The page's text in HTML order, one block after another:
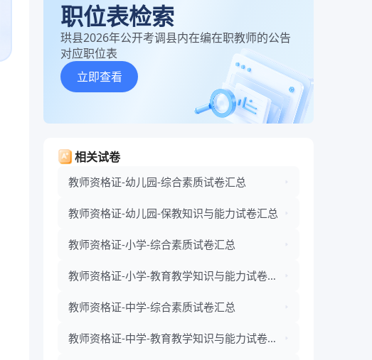
职位表检索
珙县2026年公开考调县内在编在职教师的公告
对应职位表
立即查看
相关试卷
教师资格证-幼儿园-综合素质试卷汇总
教师资格证-幼儿园-保教知识与能力试卷汇总
教师资格证-小学-综合素质试卷汇总
教师资格证-小学-教育教学知识与能力试卷汇
教师资格证-中学-综合素质试卷汇总
教师资格证-中学-教育教学知识与能力试卷汇